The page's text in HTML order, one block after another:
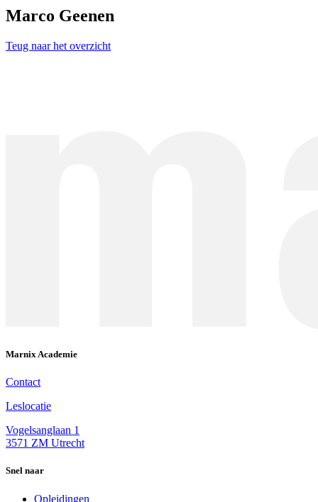
Marco Geenen
Teug naar het overzicht
Marnix Academie
Contact
Leslocatie
Vogelsanglaan 1
3571 ZM Utrecht
Snel naar
Opleidingen